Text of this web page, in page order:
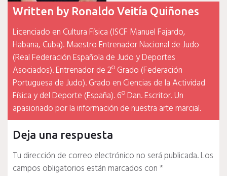
Written by Ronaldo Veitía Quiñones
Licenciado en Cultura Física (ISCF Manuel Fajardo,
Habana, Cuba). Maestro Entrenador Nacional de Judo
(Real Federación Española de Judo y Deportes
Asociados). Entrenador de 2º Grado (Federación
Portuguesa de Judo). Grado en Ciencias de la Actividad
Física y del Deporte (España). 6º Dan. Escritor. Un
apasionado por la información de nuestra arte marcial.
Deja una respuesta
Tu dirección de correo electrónico no será publicada.Los
campos obligatorios están marcados con*